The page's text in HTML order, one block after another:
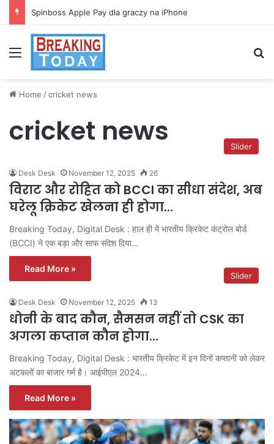
Spinboss Apple Pay dla graczy na iPhone
Menu
Home /cricket news
cricket news Slider
Desk Desk November 12, 2025 26
विराट और रोहित को BCCI का सीधा संदेश, अब
घरेलू क्रिकेट खेलना ही होगा…
Breaking Today, Digital Desk : हाल ही में भारतीय क्रिकेट कंट्रोल बोर्ड
(BCCI) ने एक बड़ा और साफ संदेश दिया…
Read More »
Slider
Desk Desk November 12, 2025 13
धोनी के बाद कौन, सैमसन नहीं तो CSK का
अगला कप्तान कौन होगा…
Breaking Today, Digital Desk : भारतीय क्रिकेट में इन दिनों कप्तानी को लेकर
अटकलों का बाजार गर्म है। आईपीएल 2024…
Read More »